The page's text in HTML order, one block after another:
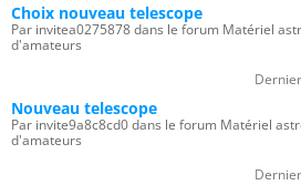
Choix nouveau telescope
Par invitea0275878 dans le forum Matériel
d'amateurs
Nouveau telescope
Par invite9a8c8cd0 dans le forum Matériel
d'amateurs